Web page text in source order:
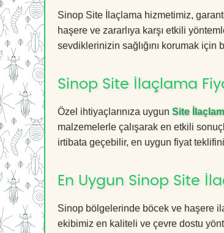
Sinop Site İlaçlama hizmetimiz,
haşere ve zararlıya karşı etkili
sevdiklerinizin sağlığını korumak için
Sinop Site İlaçlama
Özel ihtiyaçlarınıza uygun Site
malzemelerle çalışarak en etkili
irtibata geçebilir, en uygun fiyat
En Uygun Sinop Site
Sinop bölgelerinde böcek ve haşere
ekibimiz en kaliteli ve çevre dostu